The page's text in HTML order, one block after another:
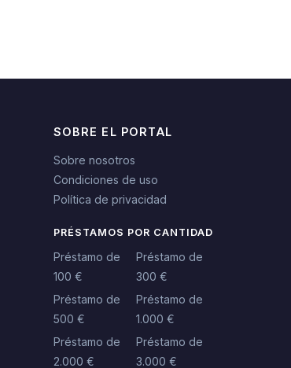
SOBRE EL PORTAL
Sobre nosotros
Condiciones de uso
Política de privacidad
PRÉSTAMOS POR CANTIDAD
Préstamo de
100 €
Préstamo de
300 €
Préstamo de
500 €
Préstamo de
1.000 €
Préstamo de
2.000 €
Préstamo de
3.000 €